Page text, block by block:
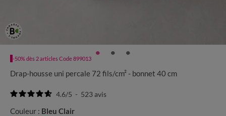
-50% dès 2 articles Code 899013
Drap-housse uni percale 72 fils/cm² - bonnet 40 cm
4.6/5 - 523avis
Couleur : Bleu Clair